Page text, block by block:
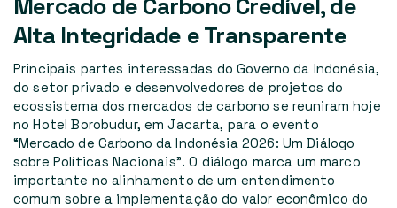
Mercado de Carbono Credível, de
Alta Integridade e Transparente
Principais partes interessadas do Governo da Indonésia,
do setor privado e desenvolvedores de projetos do
ecossistema dos mercados de carbono se reuniram hoje
no Hotel Borobudur, em Jacarta, para o evento
“Mercado de Carbono da Indonésia 2026: Um Diálogo
sobre Políticas Nacionais”. O diálogo marca um marco
importante no alinhamento de um entendimento
comum sobre a implementação do valor econômico do